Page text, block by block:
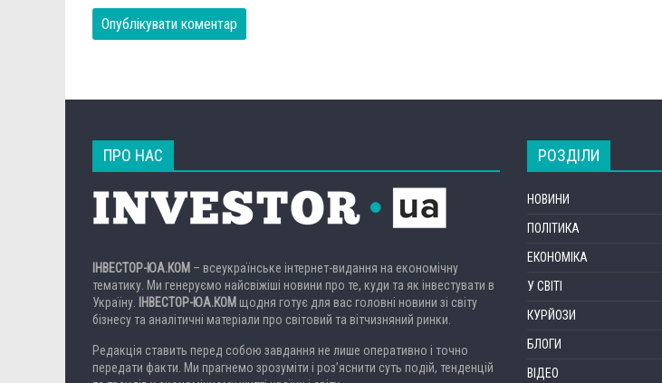
ПРО НАС
ІНВЕСТОР-ЮА.КОМ – всеукраїнське інтернет-видання на економічну
тематику. Ми генеруємо найсвіжіші новини про те, куди та як інвестувати в
Україну. ІНВЕСТОР-ЮА.КОМ щодня готує для вас головні новини зі світу
бізнесу та аналітичні матеріали про світовий та вітчизняний ринки.
Редакція ставить перед собою завдання не лише оперативно і точно
передати факти. Ми прагнемо зрозуміти і роз’яснити суть подій, тенденцій
РОЗДІЛИ
НОВИНИ
ПОЛІТИКА
ЕКОНОМІКА
У СВІТІ
КУРЙОЗИ
БЛОГИ
ВІДЕО